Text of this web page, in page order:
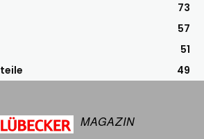
73
57
51
49
MAGAZIN